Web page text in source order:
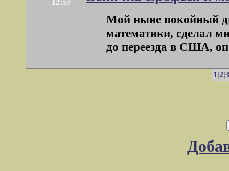
12:57
Мой ныне покойный
математики, сделал
до переезда в США,
1|2|3